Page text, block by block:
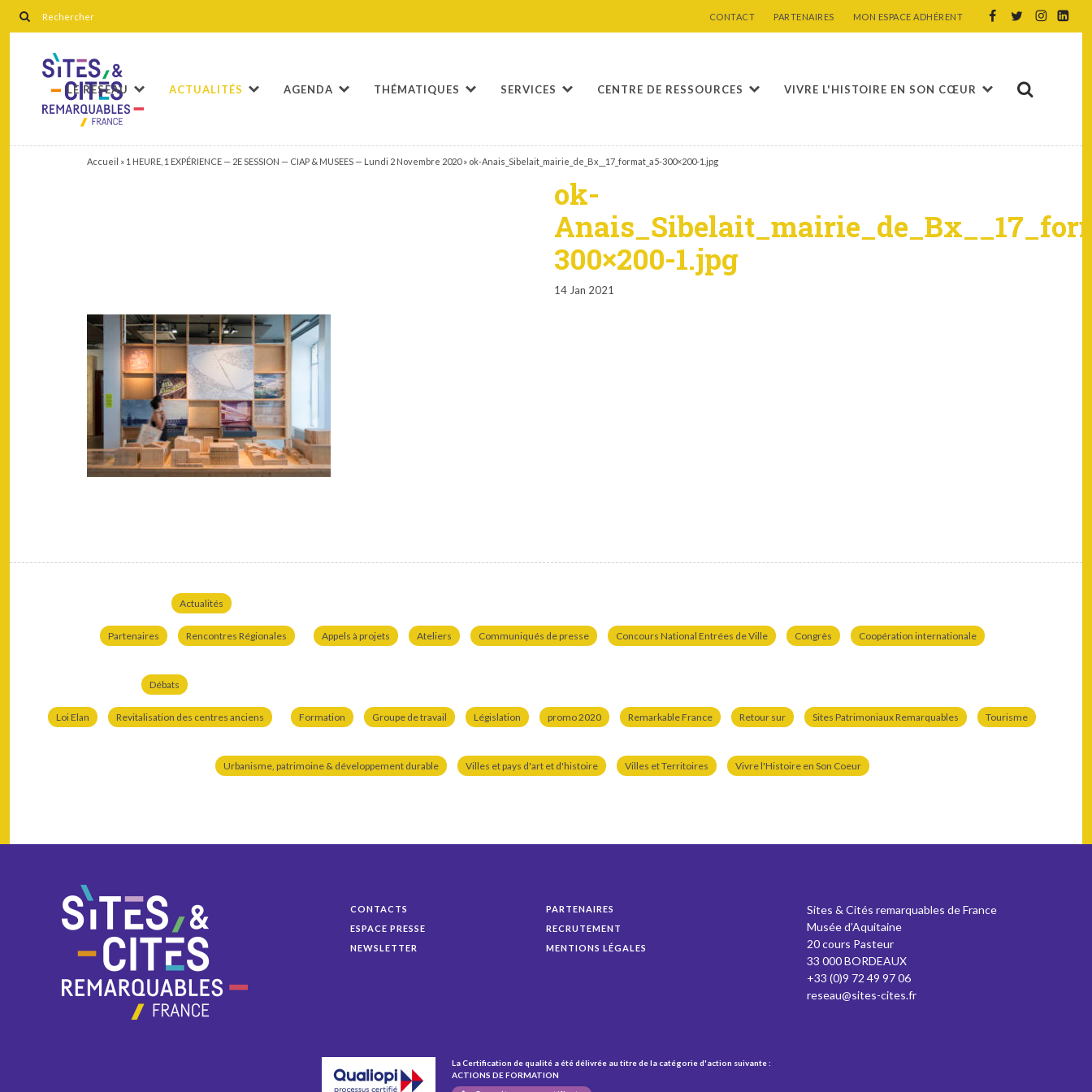
CONTACT PARTENAIRES MON ESPACE ADHÉRENT
LE RÉSEAU ACTUALITÉS AGENDA THÉMATIQUES SERVICES CENTRE DE RESSOURCES VIVRE L'HISTOIRE EN SON CŒUR
Accueil » 1 HEURE, 1 EXPÉRIENCE — 2E SESSION — CIAP & MUSEES — Lundi 2 Novembre 2020» ok-Anais_Sibelait_mairie_de_Bx__17_format_a5-300×200-1.jpg
ok-
300×200-1.jpg
14 Jan 2021
Actualités
Partenaires Rencontres Régionales Appels à projets Ateliers Communiqués de presse Concours National Entrées de Ville Congrès Coopération internationale
Débats
Loi Elan Revitalisation des centres anciens Formation Groupe de travail Législation promo 2020 Remarkable France Retour sur Sites Patrimoniaux Remarquables Tourisme
Urbanisme, patrimoine & développement durable Villes et pays d'art et d'histoire Villes et Territoires Vivre l'Histoire en Son Coeur
CONTACTS
ESPACE PRESSE
NEWSLETTER
PARTENAIRES
RECRUTEMENT
MENTIONS LÉGALES
Sites & Cités remarquables de France
Musée d’Aquitaine
20 cours Pasteur
33 000 BORDEAUX
+33 (0)9 72 49 97 06
reseau@sites-cites.fr
La Certification de qualité a été délivrée au titre de la catégorie d'action suivante :
ACTIONS DE FORMATION